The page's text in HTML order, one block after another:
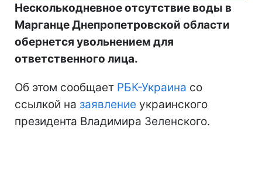
Несколькодневное отсутствие воды в
Марганце Днепропетровской области
обернется увольнением для
ответственного лица.
Об этом сообщает РБК-Украина со
ссылкой на заявление украинского
президента Владимира Зеленского.